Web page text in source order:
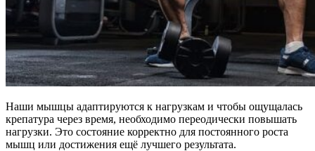
Наши мышцы адаптируются к нагрузкам и чтобы ощущалась
крепатура через время, необходимо переодически повышать
нагрузки. Это состояние корректно для постоянного роста
мышц или достижения ещё лучшего результата.